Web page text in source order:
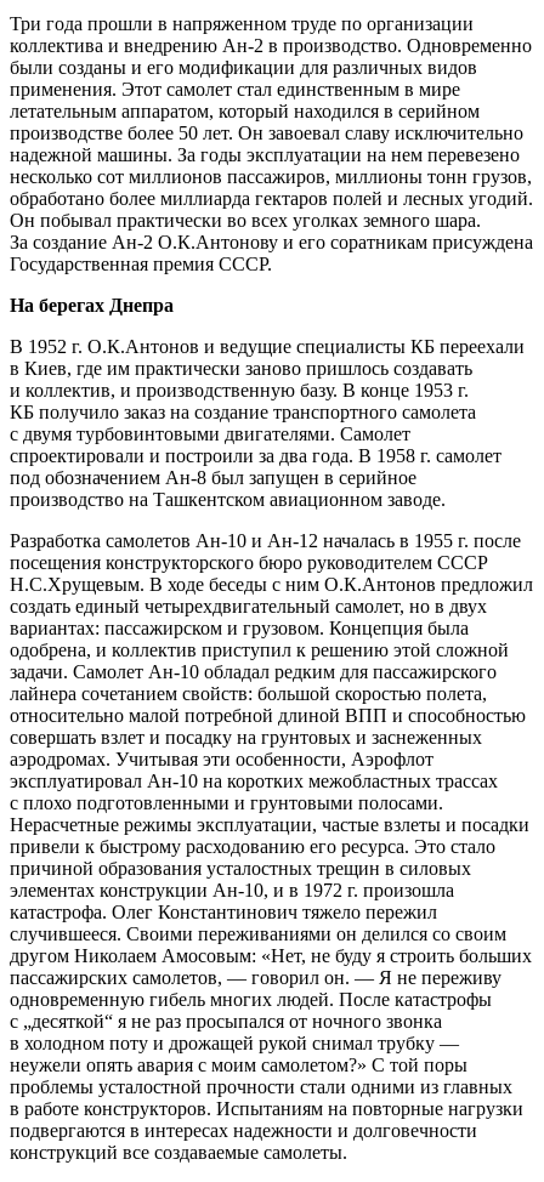
Три года прошли в напряженном труде по организации
коллектива и внедрению Ан-2 в производство. Одновременно
были созданы и его модификации для различных видов
применения. Этот самолет стал единственным в мире
летательным аппаратом, который находился в серийном
производстве более 50 лет. Он завоевал славу исключительно
надежной машины. За годы эксплуатации на нем перевезено
несколько сот миллионов пассажиров, миллионы тонн грузов,
обработано более миллиарда гектаров полей и лесных угодий.
Он побывал практически во всех уголках земного шара.
За создание Ан-2 О.К.Антонову и его соратникам присуждена
Государственная премия СССР.
На берегах Днепра
В 1952 г. О.К.Антонов и ведущие специалисты КБ переехали
в Киев, где им практически заново пришлось создавать
и коллектив, и производственную базу. В конце 1953 г.
КБ получило заказ на создание транспортного самолета
с двумя турбовинтовыми двигателями. Самолет
спроектировали и построили за два года. В 1958 г. самолет
под обозначением Ан-8 был запущен в серийное
производство на Ташкентском авиационном заводе.
Разработка самолетов Ан-10 и Ан-12 началась в 1955 г. после
посещения конструкторского бюро руководителем СССР
Н.С.Хрущевым. В ходе беседы с ним О.К.Антонов предложил
создать единый четырехдвигательный самолет, но в двух
вариантах: пассажирском и грузовом. Концепция была
одобрена, и коллектив приступил к решению этой сложной
задачи. Самолет Ан-10 обладал редким для пассажирского
лайнера сочетанием свойств: большой скоростью полета,
относительно малой потребной длиной ВПП и способностью
совершать взлет и посадку на грунтовых и заснеженных
аэродромах. Учитывая эти особенности, Аэрофлот
эксплуатировал Ан-10 на коротких межобластных трассах
с плохо подготовленными и грунтовыми полосами.
Нерасчетные режимы эксплуатации, частые взлеты и посадки
привели к быстрому расходованию его ресурса. Это стало
причиной образования усталостных трещин в силовых
элементах конструкции Ан-10, и в 1972 г. произошла
катастрофа. Олег Константинович тяжело пережил
случившееся. Своими переживаниями он делился со своим
другом Николаем Амосовым: «Нет, не буду я строить больших
пассажирских самолетов, — говорил он. — Я не переживу
одновременную гибель многих людей. После катастрофы
с „десяткой“ я не раз просыпался от ночного звонка
в холодном поту и дрожащей рукой снимал трубку —
неужели опять авария с моим самолетом?» С той поры
проблемы усталостной прочности стали одними из главных
в работе конструкторов. Испытаниям на повторные нагрузки
подвергаются в интересах надежности и долговечности
конструкций все создаваемые самолеты.